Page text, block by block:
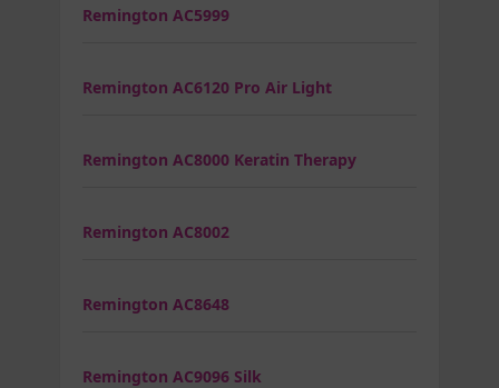
Remington AC5999
Remington AC6120 Pro Air Light
Remington AC8000 Keratin Therapy
Remington AC8002
Remington AC8648
Remington AC9096 Silk